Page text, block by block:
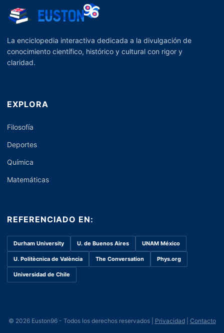
La enciclopedia interactiva dedicada a la divulgación de
conocimiento científico, histórico y cultural con rigor y
claridad.
EXPLORA
Filosofía
Deportes
Química
Matemáticas
REFERENCIADO EN:
Durham University U. de Buenos Aires UNAM México
U. Politècnica de València The Conversation Phys.org
Universidad de Chile
© 2026 Euston96 - Todos los derechos reservados | Privacidad| Contacto